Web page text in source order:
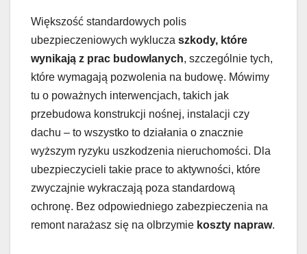
Większość standardowych polis
ubezpieczeniowych wyklucza szkody, które
wynikają z prac budowlanych, szczególnie tych,
które wymagają pozwolenia na budowę. Mówimy
tu o poważnych interwencjach, takich jak
przebudowa konstrukcji nośnej, instalacji czy
dachu – to wszystko to działania o znacznie
wyższym ryzyku uszkodzenia nieruchomości. Dla
ubezpieczycieli takie prace to aktywności, które
zwyczajnie wykraczają poza standardową
ochronę. Bez odpowiedniego zabezpieczenia na
remont narażasz się na olbrzymie koszty napraw.